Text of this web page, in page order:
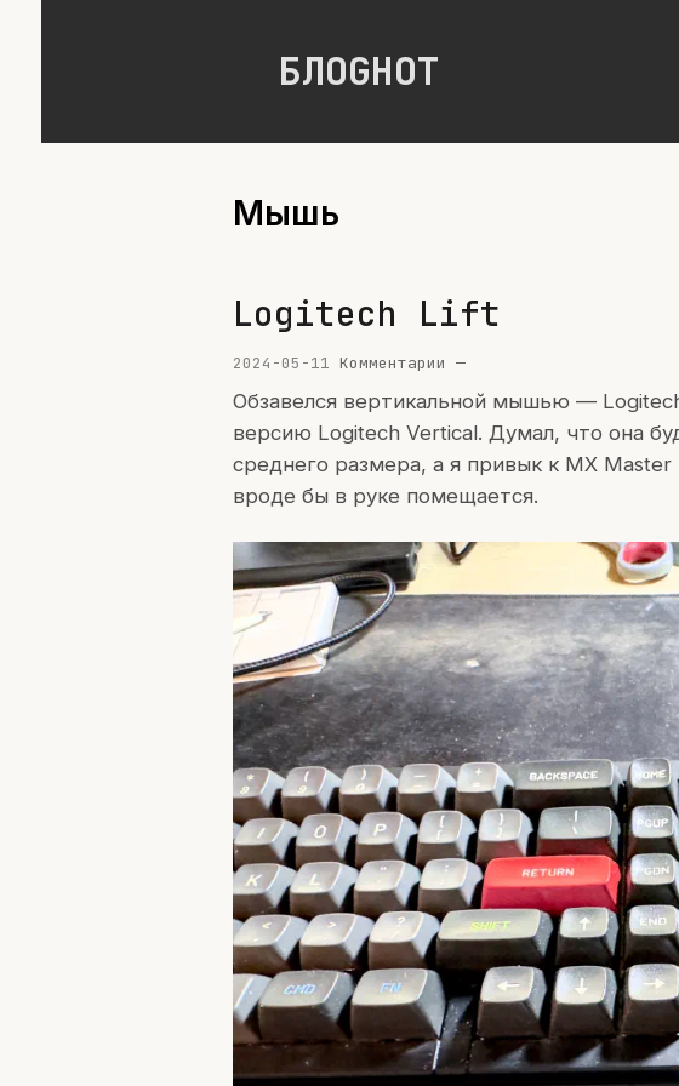
БЛОGНОТ
Мышь
Logitech Lift
2024-05-11 Комментарии —
Обзавелся вертикальной мышью —
версию Logitech Vertical. Думал, что она
среднего размера, а я привык к MX
вроде бы в руке помещается.